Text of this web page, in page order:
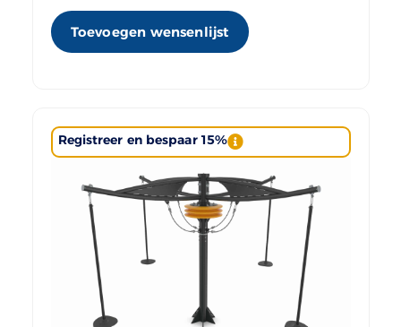
Toevoegen wensenlijst
Registreer en bespaar 15%